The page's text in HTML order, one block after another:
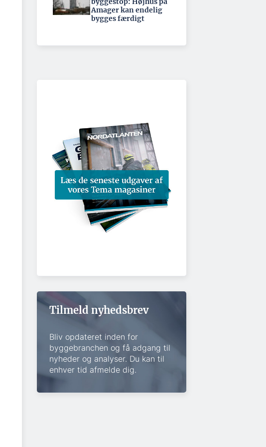
Amager kan endelig
bygges færdigt
Tilmeld nyhedsbrev
Bliv opdateret inden for
byggebranchen og få adgang til
nyheder og analyser. Du kan til
enhver tid afmelde dig.